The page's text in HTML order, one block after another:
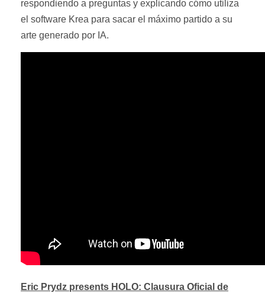
respondiendo a preguntas y explicando cómo utiliza
el software Krea para sacar el máximo partido a su
arte generado por IA.
Eric Prydz presents HOLO: Clausura Oficial de